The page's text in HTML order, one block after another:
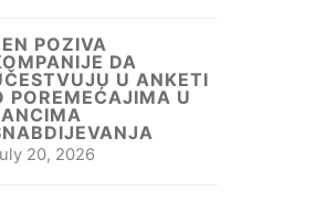
POZIVA
DA
U ANKETI
POREMEĆAJIMA U
20, 2026